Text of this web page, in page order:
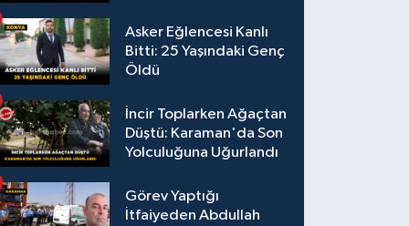
Asker Eğlencesi Kanlı
Bitti: 25 Yaşındaki Genç
Öldü
İncir Toplarken Ağaçtan
Düştü: Karaman'da Son
Yolculuğuna Uğurlandı
Görev Yaptığı
İtfaiyeden Abdullah